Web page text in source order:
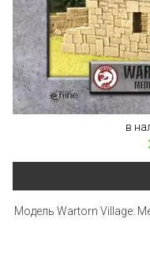
в
Модель Wartorn Village: